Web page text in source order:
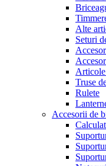
Alte
Seturi
Truse
Rulete
Accesorii de